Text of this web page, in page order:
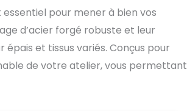
pour mener à bien vos
d’acier forgé robuste et leur
et tissus variés. Conçus pour
de votre atelier, vous permettant